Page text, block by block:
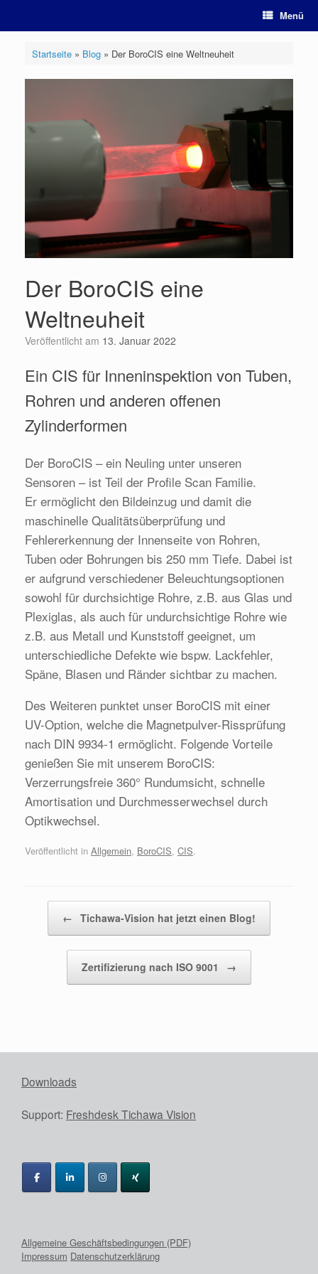
springen
Menü
Startseite» Blog» Der BoroCIS eine Weltneuheit
Der BoroCIS eine
Weltneuheit
Veröffentlicht am 13. Januar 2022
Ein CIS für Inneninspektion von Tuben,
Rohren und anderen offenen
Zylinderformen
Der BoroCIS – ein Neuling unter unseren
Sensoren – ist Teil der Profile Scan Familie.
Er ermöglicht den Bildeinzug und damit die
maschinelle Qualitätsüberprüfung und
Fehlererkennung der Innenseite von Rohren,
Tuben oder Bohrungen bis 250 mm Tiefe. Dabei ist
er aufgrund verschiedener Beleuchtungsoptionen
sowohl für durchsichtige Rohre, z.B. aus Glas und
Plexiglas, als auch für undurchsichtige Rohre wie
z.B. aus Metall und Kunststoff geeignet, um
unterschiedliche Defekte wie bspw. Lackfehler,
Späne, Blasen und Ränder sichtbar zu machen.
Des Weiteren punktet unser BoroCIS mit einer
UV-Option, welche die Magnetpulver-Rissprüfung
nach DIN 9934-1 ermöglicht. Folgende Vorteile
genießen Sie mit unserem BoroCIS:
Verzerrungsfreie 360° Rundumsicht, schnelle
Amortisation und Durchmesserwechsel durch
Optikwechsel.
Veröffentlicht in Allgemein, BoroCIS, CIS.
← Tichawa-Vision hat jetzt einen Blog!
Zertifizierung nach ISO 9001 →
Downloads
Support: Freshdesk Tichawa Vision
Allgemeine Geschäftsbedingungen (PDF)
Impressum Datenschutzerklärung